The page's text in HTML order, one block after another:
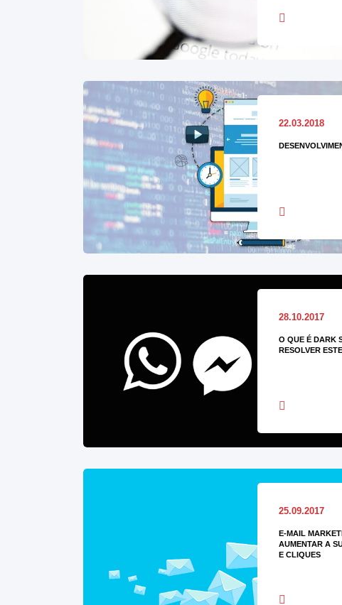
22.03.2018
28.10.2017
O QUE É DARK
RESOLVER
25.09.2017
E-MAIL
AUMENTAR A
E CLIQUES